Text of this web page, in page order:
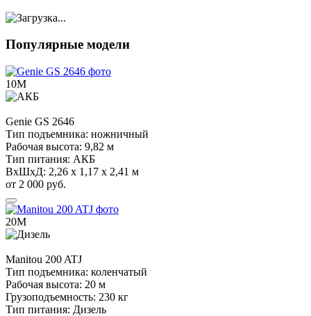
Популярные модели
10М
Genie GS 2646
Тип подъемника: ножничный
Рабочая высота: 9,82 м
Тип питания: АКБ
ВхШхД: 2,26 х 1,17 х 2,41 м
от 2 000 руб.
20М
Manitou 200 ATJ
Тип подъемника: коленчатый
Рабочая высота: 20 м
Грузоподъемность: 230 кг
Тип питания: Дизель